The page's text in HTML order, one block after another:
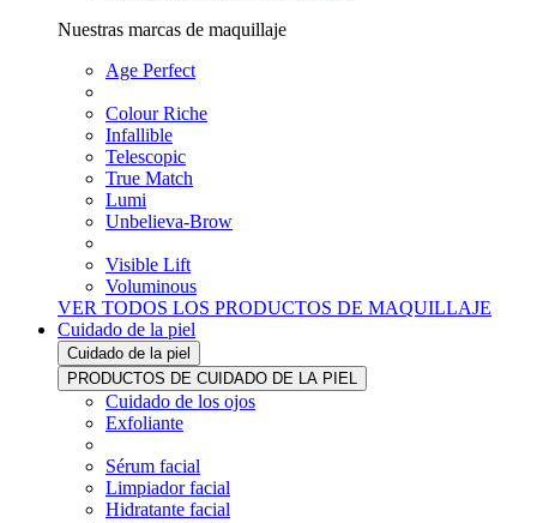
Nuestras marcas de maquillaje
Age Perfect
Colour Riche
Infallible
Telescopic
True Match
Lumi
Unbelieva-Brow
Visible Lift
Voluminous
VER TODOS LOS PRODUCTOS DE MAQUILLAJE
Cuidado de la piel
Cuidado de la piel
PRODUCTOS DE CUIDADO DE LA PIEL
Cuidado de los ojos
Exfoliante
Sérum facial
Limpiador facial
Hidratante facial